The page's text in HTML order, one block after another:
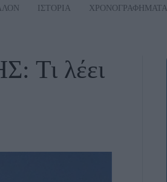
ΙΣΤΟΡΙΑ ΧΡΟΝΟΓΡΑΦΗΜΑΤΑ
Τι λέει